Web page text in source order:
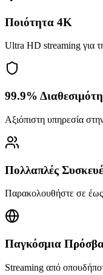
Ποιότητα 4K
Ultra HD streaming για
99.9%
Αξιόπιστη υπηρεσία
Πολλαπλές
Παρακολουθήστε σε έως
Παγκόσμια
Streaming από